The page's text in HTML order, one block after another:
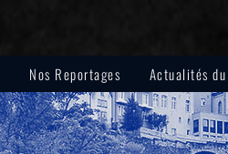
Nos Reportages Actualités